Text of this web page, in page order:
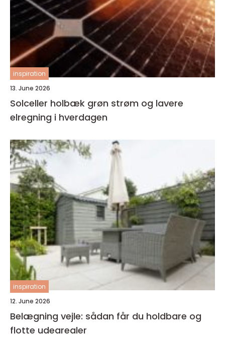
inspiration
13. June 2026
Solceller holbæk grøn strøm og lavere
elregning i hverdagen
inspiration
12. June 2026
Belægning vejle: sådan får du holdbare og
flotte udearealer